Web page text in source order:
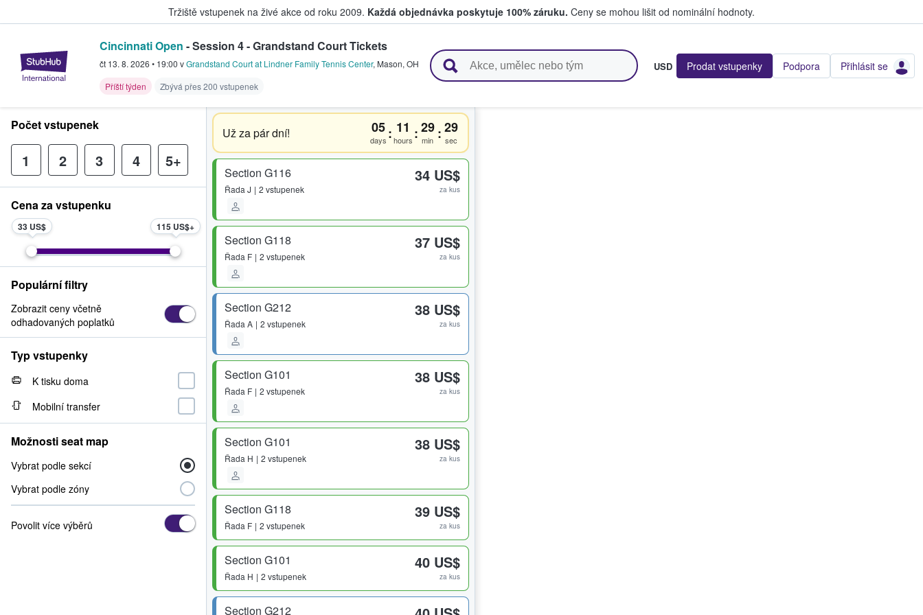
Tržiště vstupenek na živé akce od roku 2009. Každá objednávka poskytuje 100% záruku. Ceny se mohou lišit od nominální hodnoty.
StubHub – Místo, kde fanoušci kupují a prodávají vstupenky
Cincinnati Open - Session 4 - Grandstand Court Tickets
čt 13. 8. 2026 • 19:00 vGrandstand Court at Lindner Family Tennis Center, Mason, OH
Příští týden
Zbývá přes 200 vstupenek
USD Prodat vstupenky Podpora Přihlásit se
Už za pár dní! 05
days : 11
hours :29
min :29
sec
Section G116
Řada J 2 vstupenek
34 US$
za kus
Section G118
Řada F 2 vstupenek
37 US$
za kus
Section G212
Řada A 2 vstupenek
38 US$
za kus
Section G101
Řada F 2 vstupenek
38 US$
za kus
Section G101
Řada H 2 vstupenek
38 US$
za kus
Section G118
Řada F 2 vstupenek
39 US$
za kus
Section G101
Řada H 2 vstupenek
40 US$
za kus
Section G212
Počet vstupenek
1 2 3 4 5+
Cena za vstupenku
33 US$ 115 US$
Populární filtry
Zobrazit ceny včetně
odhadovaných poplatků
Typ vstupenky
K tisku doma
Mobilní transfer
Možnosti seat map
Vybrat podle sekcí
Vybrat podle zóny
Povolit více výběrů